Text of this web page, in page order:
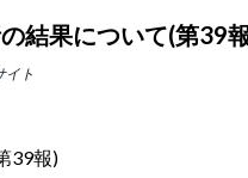
結果について(第39
イト
39報)